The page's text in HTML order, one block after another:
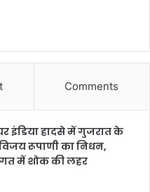
Comments
इंडिया हादसे में गुजरात के
विजय रूपाणी का निधन,
में शोक की लहर